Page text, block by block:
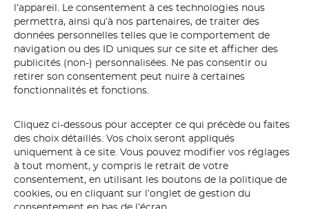
l’appareil. Le consentement à ces technologies nous
permettra, ainsi qu’à nos partenaires, de traiter des
données personnelles telles que le comportement de
navigation ou des ID uniques sur ce site et afficher des
publicités (non-) personnalisées. Ne pas consentir ou
retirer son consentement peut nuire à certaines
fonctionnalités et fonctions.
Cliquez ci-dessous pour accepter ce qui précède ou faites
des choix détaillés. Vos choix seront appliqués
uniquement à ce site. Vous pouvez modifier vos réglages
à tout moment, y compris le retrait de votre
consentement, en utilisant les boutons de la politique de
cookies, ou en cliquant sur l’onglet de gestion du